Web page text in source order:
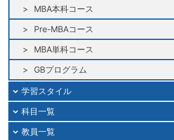
MBA本科コース
Pre-MBAコース
MBA単科コース
GBプログラム
学習スタイル
科目一覧
教員一覧